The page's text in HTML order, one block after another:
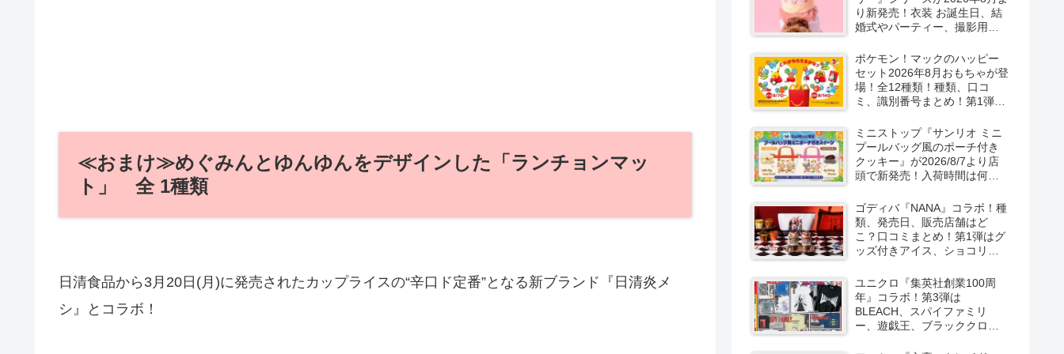
≪おまけ≫めぐみんとゆんゆんをデザインした「ランチョンマッ
ト」 全 1種類
日清食品から3月20日(月)に発売されたカップライスの“辛口ド定番”となる新ブランド『日清炎メ
シ』とコラボ！
り新発売！衣装 お誕生日、結
婚式やパーティー、撮影用グ
ポケモン！マックのハッピー
セット2026年8月おもちゃが登
場！全12種類！種類、口コ
ミ、識別番号まとめ！第1弾は
ミニストップ『サンリオ ミニ
プールバッグ風のポーチ付き
クッキー』が2026/8/7より店
頭で新発売！入荷時間は何
施！キティ&ダニエル、マイメ
ロ＆クロミの2種類！
ゴディバ『NANA』コラボ！種
類、発売日、販売店舗はど
こ？口コミまとめ！第1弾はグ
ッズ付きアイス、ショコリキ
より新発売！第2弾は限定チョ
コレートなどが2026年10月？
再販売は？
ユニクロ『集英社創業100周
年』コラボ！第3弾は
BLEACH、スパイファミリ
ー、遊戯王、ブラッククロー